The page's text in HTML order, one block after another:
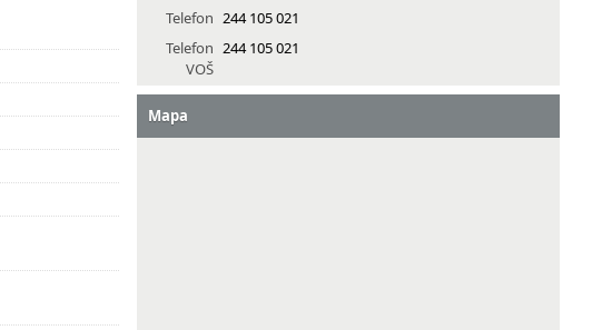
Telefon 244 105 021
Telefon
VOŠ
244 105 021
Mapa